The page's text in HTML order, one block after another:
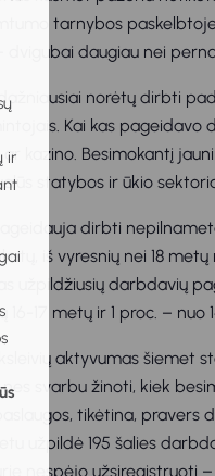
ir
tarnybos
dvigubai daugiau nei
norėtų dirbti
Kai kas
kazino. Besimokantį
statybos ir ūkio
dirbti
iš vyresnių nei 18
užpildžiusių darbdavių
16-17 metų ir 1 proc. – nuo
aktyvumas šiemet
nes svarbu žinoti, kiek
tikėtina, pravers
užpildė 195 šalies
nespėjo užsiregistruoti